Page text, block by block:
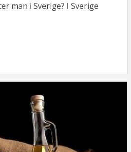
man i Sverige? I Sverige